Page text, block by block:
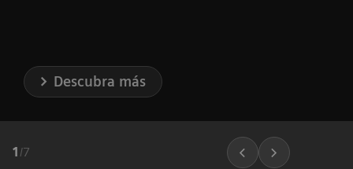
Descubra más
1 /7